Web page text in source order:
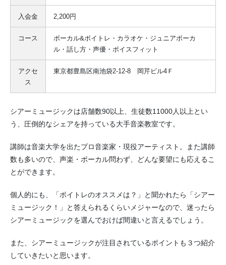
入会金 2,200円
コース
ボーカル&ボイトレ・カラオケ・ジュニアボーカ
ル・話し方・声優・ボイスフィット
アクセ
ス
東京都豊島区南池袋2-12-8 岡芹ビル4Ｆ
シアーミュージックは店舗数90以上、生徒数11000人以上とい
う、圧倒的なシェアを持っている大手音楽教室です。
講師は音楽大学を出たプロ音楽家・現役アーティスト。また講師
数も多いので、声楽・ボーカル問わず、どんな要望にも応えるこ
とができます。
個人的にも、「ボイトレのオススメは？」と聞かれたら「シアー
ミュージック！」と答えられるくらいメジャーなので、迷ったら
シアーミュージックを選んでおけば間違いと言えるでしょう。
また、シアーミュージックが注目されているポイントも３つ紹介
していきたいと思います。